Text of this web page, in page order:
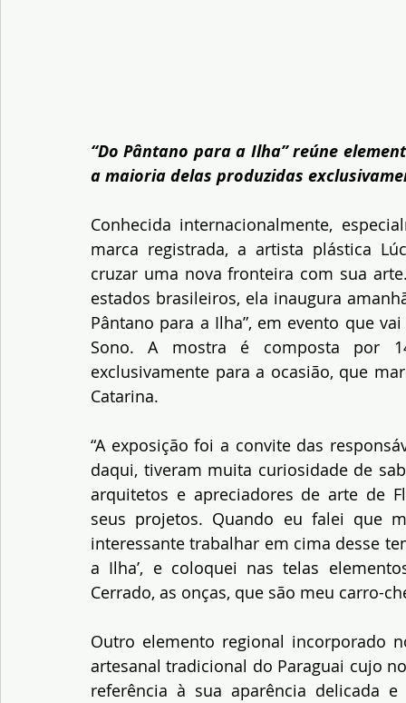
“Do Pântano para a Ilha” reúne
a maioria delas produzidas
Conhecida internacionalmente,
marca registrada, a artista plástica
cruzar uma nova fronteira com sua
estados brasileiros, ela inaugura
Pântano para a Ilha”, em evento que
Sono. A mostra é composta por
exclusivamente para a ocasião, que
Catarina.
“A exposição foi a convite das
daqui, tiveram muita curiosidade de
arquitetos e apreciadores de arte de
seus projetos. Quando eu falei que
interessante trabalhar em cima desse
a Ilha’, e coloquei nas telas
Cerrado, as onças, que são meu carro-
Outro elemento regional incorporado
artesanal tradicional do Paraguai cujo
referência à sua aparência delicada